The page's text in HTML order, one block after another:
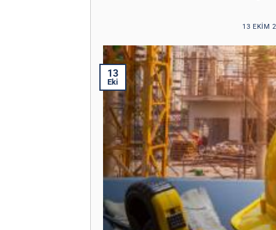
13 EKIM
13
Eki